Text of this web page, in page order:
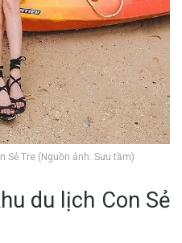
Sẻ Tre (Nguồn ảnh: Sưu tầm)
du lịch Con Sẻ